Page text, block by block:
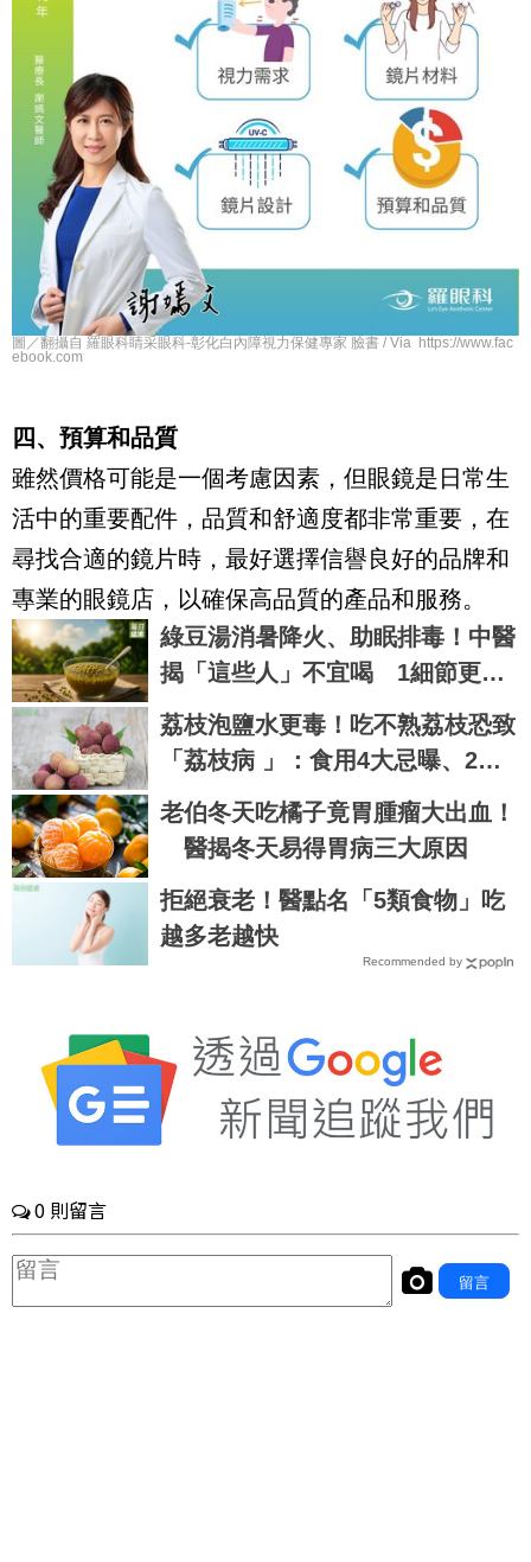
圖／翻攝自 羅眼科睛采眼科-彰化白內障視力保健專家 臉書 / Via https://www.fac
ebook.com
四、預算和品質
雖然價格可能是一個考慮因素，但眼鏡是日常生
活中的重要配件，品質和舒適度都非常重要，在
尋找合適的鏡片時，最好選擇信譽良好的品牌和
專業的眼鏡店，以確保高品質的產品和服務。
綠豆湯消暑降火、助眠排毒！中醫
揭「這些人」不宜喝 1細節更要
注意
荔枝泡鹽水更毒！吃不熟荔枝恐致
「荔枝病 」：食用4大忌曝、2病
患慎食
老伯冬天吃橘子竟胃腫瘤大出血！
醫揭冬天易得胃病三大原因
拒絕衰老！醫點名「5類食物」吃
越多老越快
Recommended by